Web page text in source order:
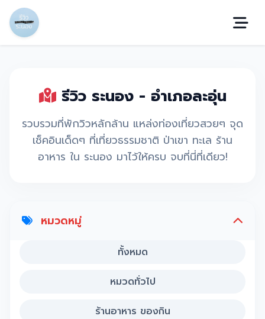
รีวิว ระนอง - อำเภอละอุ่น
รวบรวมที่พักวิวหลักล้าน แหล่งท่องเที่ยวสวยๆ จุด
เช็คอินเด็ดๆ ที่เที่ยวธรรมชาติ ป่าเขา ทะเล ร้าน
อาหาร ใน ระนอง มาไว้ให้ครบ จบที่นี่ที่เดียว!
หมวดหมู่
ทั้งหมด
หมวดทั่วไป
ร้านอาหาร ของกิน